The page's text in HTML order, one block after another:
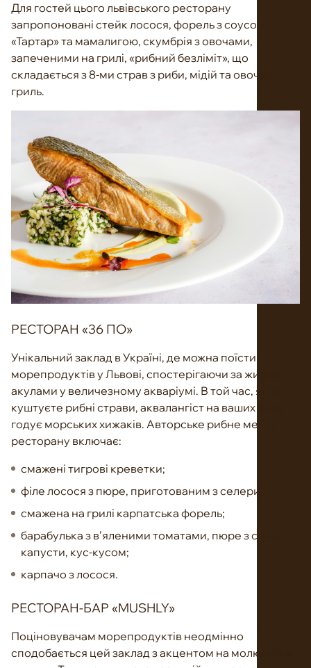
Для гостей цього львівського ресторану
запропоновані стейк лосося, форель з соусом
«Тартар» та мамалигою, скумбрія з овочами,
запеченими на грилі, «рибний безліміт», що
складається з 8-ми страв з риби, мідій та овочів-
гриль.
РЕСТОРАН «36 ПО»
Унікальний заклад в Україні, де можна поїсти
морепродуктів у Львові, спостерігаючи за живими
акулами у величезному акваріумі. В той час, як ви
куштуєте рибні страви, аквалангіст на ваших очах
годує морських хижаків. Авторське рибне меню
ресторану включає:
смажені тигрові креветки;
філе лосося з пюре, приготованим з селери;
смажена на грилі карпатська форель;
барабулька з в’яленими томатами, пюре з синьої
капусти, кус-кусом;
карпачо з лосося.
РЕСТОРАН-БАР «MUSHLY»
Поціновувачам морепродуктів неодмінно
сподобається цей заклад з акцентом на молюсків в